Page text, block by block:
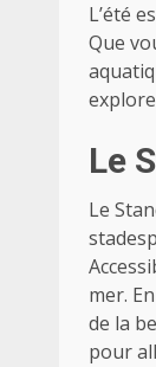
L’été
Que
Le
Le
mer.
de la
pour